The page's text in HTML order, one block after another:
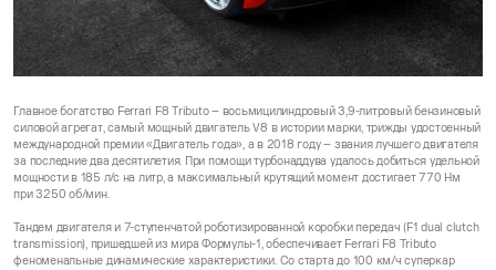
Главное богатство Ferrari F8 Tributo – восьмицилиндровый 3,9-литровый бензиновый
силовой агрегат, самый мощный двигатель V8 в истории марки, трижды удостоенный
международной премии «Двигатель года», а в 2018 году – звания лучшего двигателя
за последние два десятилетия. При помощи турбонаддува удалось добиться удельной
мощности в 185 л/с на литр, а максимальный крутящий момент достигает 770 Нм
при 3250 об/мин.
Тандем двигателя и 7-ступенчатой роботизированной коробки передач (F1 dual clutch
transmission), пришедшей из мира Формулы-1, обеспечивает Ferrari F8 Tributo
феноменальные динамические характеристики. Со старта до 100 км/ч суперкар